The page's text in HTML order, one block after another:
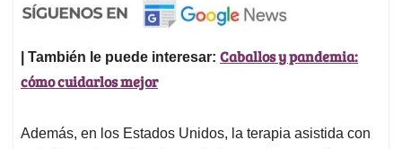
| También le puede interesar: Caballos y pandemia:
cómo cuidarlos mejor
Además, en los Estados Unidos, la terapia asistida con